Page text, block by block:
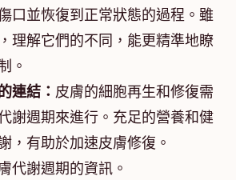
口並恢復到正常狀態的過程。雖
理解它們的不同，能更精準地瞭
。
連結： 皮膚的細胞再生和修復需
謝週期來進行。充足的營養和健
，有助於加速皮膚修復。
代謝週期的資訊。